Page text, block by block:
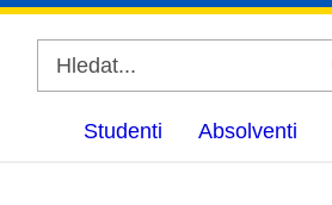
Studenti Absolventi